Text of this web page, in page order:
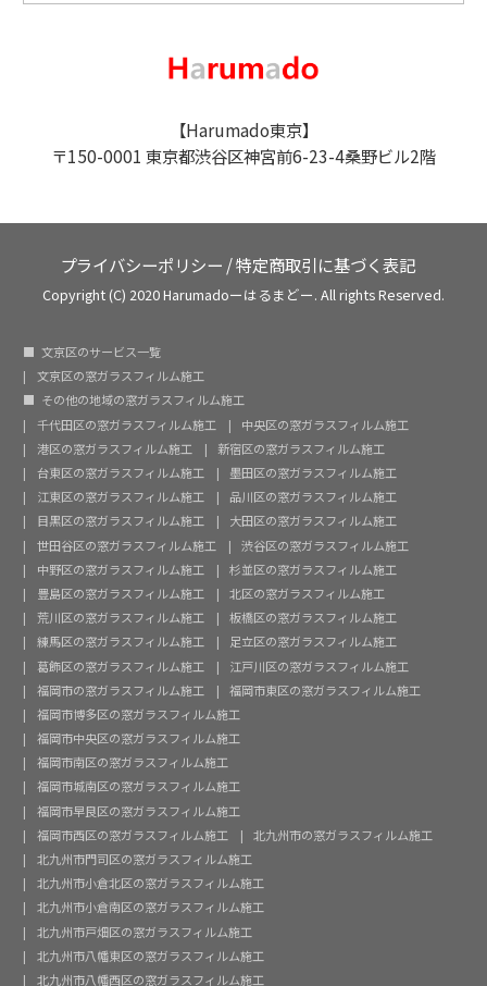
【Harumado東京】
〒150-0001 東京都渋谷区神宮前6-23-4桑野ビル2階
プライバシーポリシー /特定商取引に基づく表記
Copyright (C) 2020 Harumadoーはるまどー. All rights Reserved.
文京区のサービス一覧
文京区の窓ガラスフィルム施工
その他の地域の窓ガラスフィルム施工
千代田区の窓ガラスフィルム施工
中央区の窓ガラスフィルム施工
港区の窓ガラスフィルム施工
新宿区の窓ガラスフィルム施工
台東区の窓ガラスフィルム施工
墨田区の窓ガラスフィルム施工
江東区の窓ガラスフィルム施工
品川区の窓ガラスフィルム施工
目黒区の窓ガラスフィルム施工
大田区の窓ガラスフィルム施工
世田谷区の窓ガラスフィルム施工
渋谷区の窓ガラスフィルム施工
中野区の窓ガラスフィルム施工
杉並区の窓ガラスフィルム施工
豊島区の窓ガラスフィルム施工
北区の窓ガラスフィルム施工
荒川区の窓ガラスフィルム施工
板橋区の窓ガラスフィルム施工
練馬区の窓ガラスフィルム施工
足立区の窓ガラスフィルム施工
葛飾区の窓ガラスフィルム施工
江戸川区の窓ガラスフィルム施工
福岡市の窓ガラスフィルム施工
福岡市東区の窓ガラスフィルム施工
福岡市博多区の窓ガラスフィルム施工
福岡市中央区の窓ガラスフィルム施工
福岡市南区の窓ガラスフィルム施工
福岡市城南区の窓ガラスフィルム施工
福岡市早良区の窓ガラスフィルム施工
福岡市西区の窓ガラスフィルム施工
北九州市の窓ガラスフィルム施工
北九州市門司区の窓ガラスフィルム施工
北九州市小倉北区の窓ガラスフィルム施工
北九州市小倉南区の窓ガラスフィルム施工
北九州市戸畑区の窓ガラスフィルム施工
北九州市八幡東区の窓ガラスフィルム施工
北九州市八幡西区の窓ガラスフィルム施工